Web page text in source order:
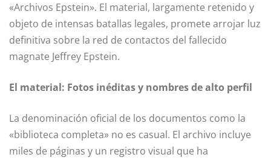
«Archivos Epstein». El material, largamente retenido y
objeto de intensas batallas legales, promete arrojar luz
definitiva sobre la red de contactos del fallecido
magnate Jeffrey Epstein.
El material: Fotos inéditas y nombres de alto perfil
La denominación oficial de los documentos como la
«biblioteca completa» no es casual. El archivo incluye
miles de páginas y un registro visual que ha